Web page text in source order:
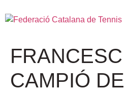
FRANCESC
CAMPIÓ DE